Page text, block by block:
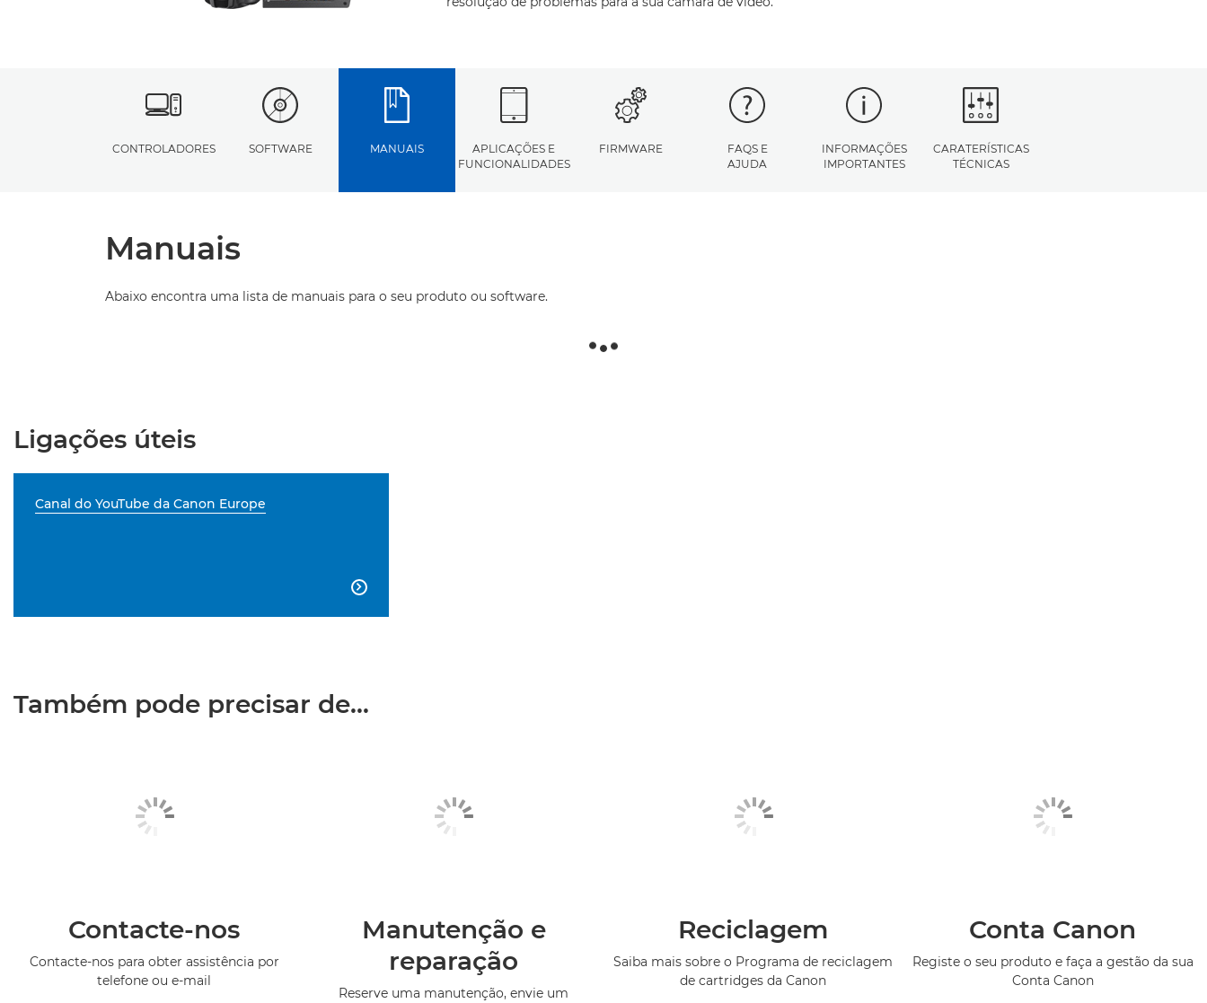
CONTROLADORES SOFTWARE MANUAIS
APLICAÇÕES E
FUNCIONALIDADES
FIRMWARE
FAQS E
AJUDA
INFORMAÇÕES
IMPORTANTES
CARATERÍSTICAS
TÉCNICAS
Manuais
Abaixo encontra uma lista de manuais para o seu produto ou software.
Ligações úteis
Canal do YouTube da Canon Europe

Também pode precisar de...
Contacte-nos
Contacte-nos para obter assistência por
telefone ou e-mail
Manutenção e
reparação
Reserve uma manutenção, envie um
Reciclagem
Saiba mais sobre o Programa de reciclagem
de cartridges da Canon
Conta Canon
Registe o seu produto e faça a gestão da sua
Conta Canon